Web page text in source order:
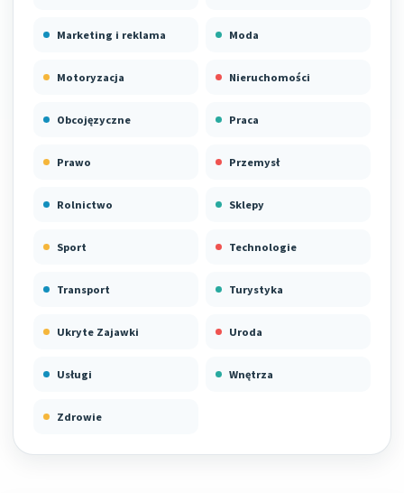
Marketing i reklama Moda
Motoryzacja Nieruchomości
Obcojęzyczne Praca
Prawo Przemysł
Rolnictwo Sklepy
Sport Technologie
Transport Turystyka
Ukryte Zajawki Uroda
Usługi Wnętrza
Zdrowie